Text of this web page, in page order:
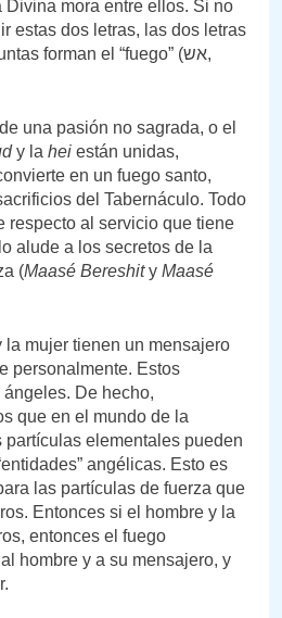
mora entre ellos. Si no
estas dos letras, las dos letras
, juntas forman el “fuego” (אש,
una pasión no sagrada, o el
y la hei están unidas,
en un fuego santo,
del Tabernáculo. Todo
respecto al servicio que tiene
alude a los secretos de la
(Maasé Bereshity Maasé
la mujer tienen un mensajero
personalmente. Estos
De hecho,
que en el mundo de la
partículas elementales pueden
angélicas. Esto es
las partículas de fuerza que
Entonces si el hombre y la
entonces el fuego
hombre y a su mensajero, y